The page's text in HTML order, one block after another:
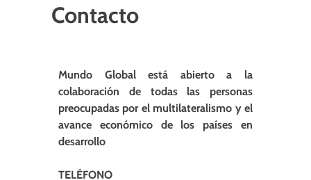
Contacto
Mundo Global está abierto a la
colaboración de todas las personas
preocupadas por el multilateralismo y el
avance económico de los países en
desarrollo
TELÉFONO